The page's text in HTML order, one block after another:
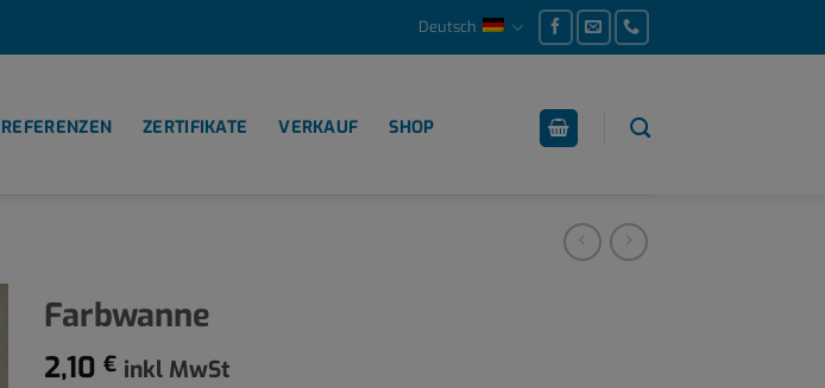
Deutsch
REFERENZEN ZERTIFIKATE VERKAUF SHOP
Farbwanne
2,10 € inkl MwSt